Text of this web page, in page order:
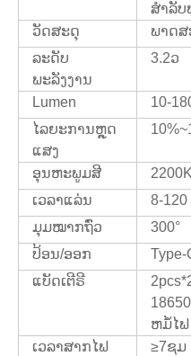
ສໍາລັບ
ວັດສະດຸ
ພາດສ
ລະດັບ
ພະລັງງານ
3.2ວ
Lumen
10-
ໄລຍະການຫຼຸດ
ແສງ
ອຸນຫະພູມສີ
2200K
ເວລາແລ່ນ
8-120
ມຸມໝາກຖົ່ວ
300°
ປ້ອນ/ອອກ
Type-
ແບັດເຕີຣີ
ຫມໍ້ໄຟ
ເວລາສາກໄຟ
≥7ຊມ